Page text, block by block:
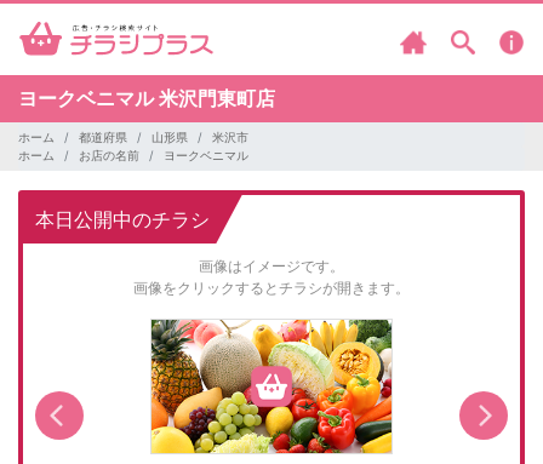
ヨークベニマル米沢門東町店
ホーム 都道府県 山形県
米沢市
ホーム
お店の名前 ヨークベニマル
本日公開中のチラシ
画像はイメージです。
画像をクリックするとチラシが開きます。